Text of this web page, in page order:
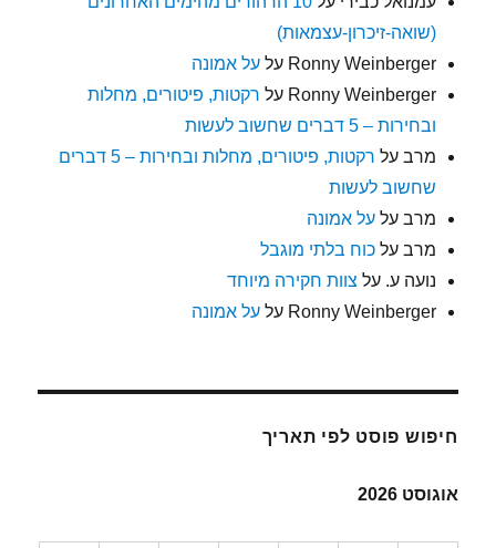
(שואה-זיכרון-עצמאות)
Ronny Weinberger עלעל אמונה
Ronny Weinberger על רקטות, פיטורים, מחלות
ובחירות – 5 דברים שחשוב לעשות
מרב על
רקטות, פיטורים, מחלות ובחירות – 5 דברים
שחשוב לעשות
מרב עלעל אמונה
מרב עלכוח בלתי מוגבל
נועה ע. על צוות חקירה מיוחד
Ronny Weinberger עלעל אמונה
חיפוש פוסט לפי תאריך
אוגוסט 2026